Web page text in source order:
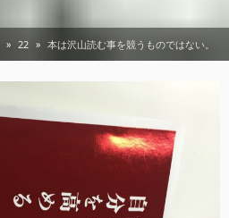
22 本は沢山読む事を競うものではない。